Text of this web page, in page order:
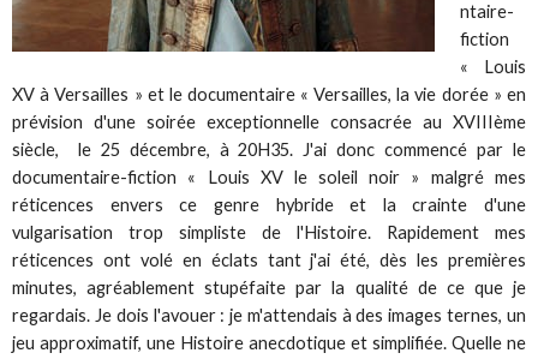
ntaire-
fiction
« Louis
XV à Versailles » et le documentaire « Versailles, la vie dorée » en
prévision d'une soirée exceptionnelle consacrée au XVIIIème
siècle, le 25 décembre, à 20H35. J'ai donc commencé par le
documentaire-fiction « Louis XV le soleil noir » malgré mes
réticences envers ce genre hybride et la crainte d'une
vulgarisation trop simpliste de l'Histoire. Rapidement mes
réticences ont volé en éclats tant j'ai été, dès les premières
minutes, agréablement stupéfaite par la qualité de ce que je
regardais. Je dois l'avouer : je m'attendais à des images ternes, un
jeu approximatif, une Histoire anecdotique et simplifiée. Quelle ne